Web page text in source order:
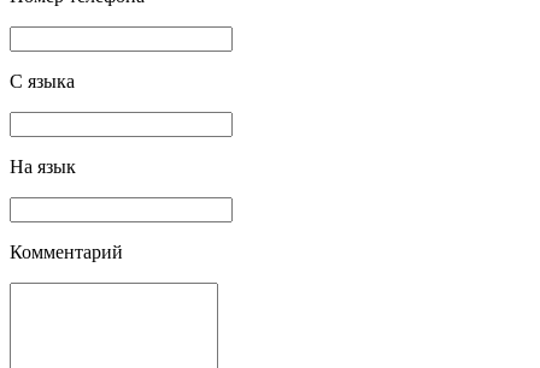
С языка
На язык
Комментарий